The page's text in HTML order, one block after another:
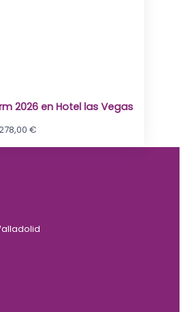
2026 en Hotel las Vegas
€